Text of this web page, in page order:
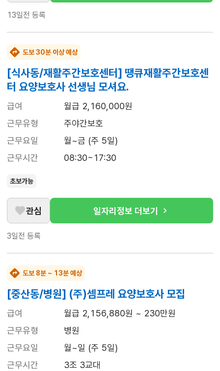
13일전 등록
도보 30분 이상 예상
[식사동/재활주간보호센터] 땡큐재활주간보호센
터 요양보호사 선생님 모셔요.
급여
월급 2,160,000원
근무유형
주야간보호
근무요일
월~금 (주 5일)
근무시간
08:30~17:30
초보가능
관심 일자리정보 더보기
3일전 등록
도보 8분 ~ 13분 예상
[중산동/병원] (주)셈프레 요양보호사 모집
급여
월급 2,156,880원 ~ 230만원
근무유형
병원
근무요일
월~일 (주 5일)
근무시간
3조 3교대